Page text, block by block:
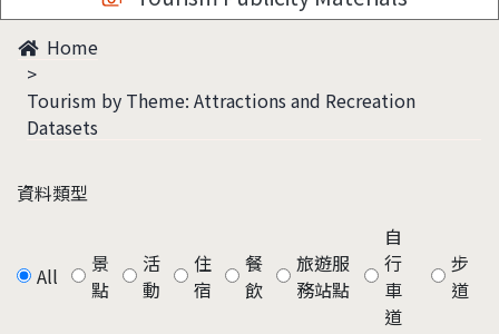
Home
Tourism by Theme: Attractions and Recreation
Datasets
資料類型
All
景
點
活
動
住
宿
餐
飲
旅遊服
務站點
自
行
車
道
步
道